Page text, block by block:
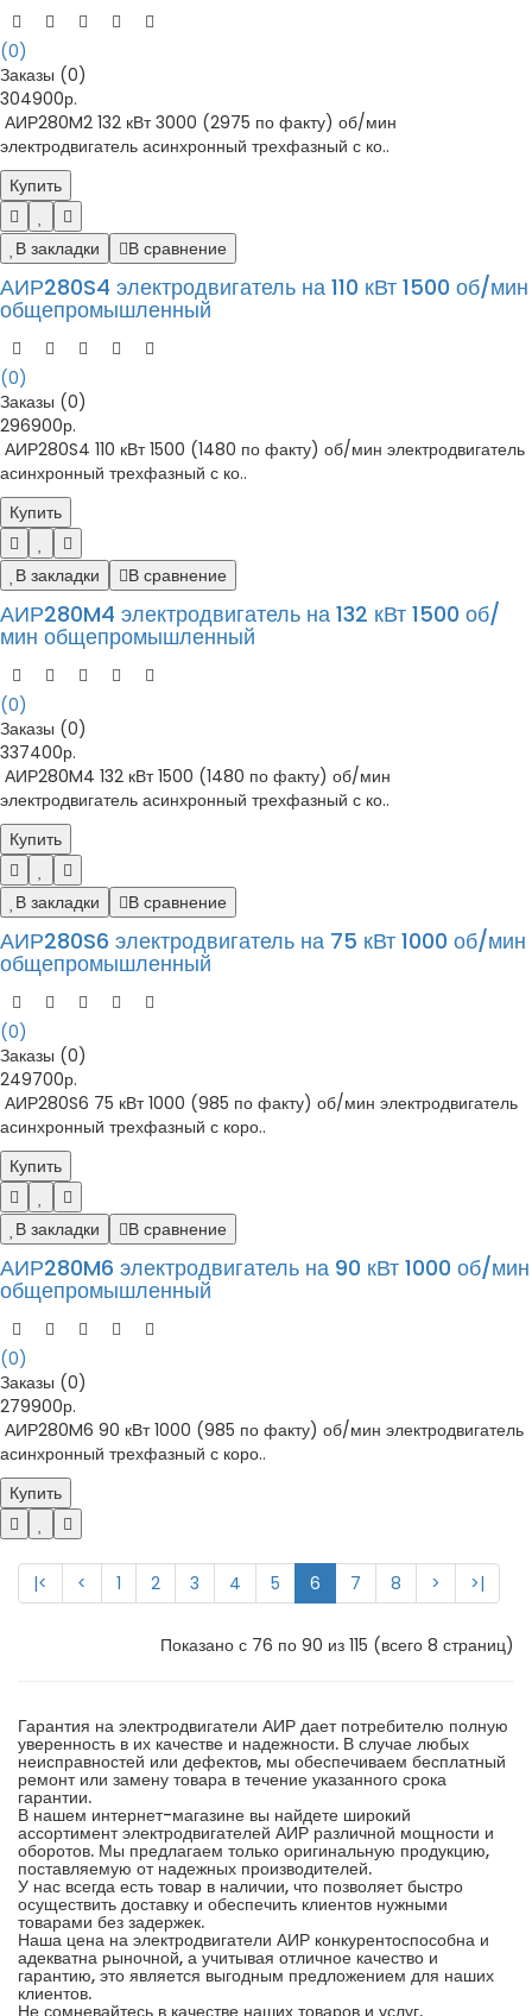
(0)
Заказы (0)
304900р.
АИР280M2 132 кВт 3000 (2975 по факту) об/мин
электродвигатель асинхронный трехфазный с ко..
Купить
В закладки В сравнение
АИР280S4 электродвигатель на 110 кВт 1500 об/мин
общепромышленный
(0)
Заказы (0)
296900р.
АИР280S4 110 кВт 1500 (1480 по факту) об/мин электродвигатель
асинхронный трехфазный с ко..
Купить
В закладки В сравнение
АИР280M4 электродвигатель на 132 кВт 1500 об/
мин общепромышленный
(0)
Заказы (0)
337400р.
АИР280M4 132 кВт 1500 (1480 по факту) об/мин
электродвигатель асинхронный трехфазный с ко..
Купить
В закладки В сравнение
АИР280S6 электродвигатель на 75 кВт 1000 об/мин
общепромышленный
(0)
Заказы (0)
249700р.
АИР280S6 75 кВт 1000 (985 по факту) об/мин электродвигатель
асинхронный трехфазный с коро..
Купить
В закладки В сравнение
АИР280M6 электродвигатель на 90 кВт 1000 об/мин
общепромышленный
(0)
Заказы (0)
279900р.
АИР280M6 90 кВт 1000 (985 по факту) об/мин электродвигатель
асинхронный трехфазный с коро..
Купить
|< < 1 2 3 4 5 6 7 8 > >|
Показано с 76 по 90 из 115 (всего 8 страниц)
Гарантия на электродвигатели АИР дает потребителю полную
уверенность в их качестве и надежности. В случае любых
неисправностей или дефектов, мы обеспечиваем бесплатный
ремонт или замену товара в течение указанного срока
гарантии.
В нашем интернет-магазине вы найдете широкий
ассортимент электродвигателей АИР различной мощности и
оборотов. Мы предлагаем только оригинальную продукцию,
поставляемую от надежных производителей.
У нас всегда есть товар в наличии, что позволяет быстро
осуществить доставку и обеспечить клиентов нужными
товарами без задержек.
Наша цена на электродвигатели АИР конкурентоспособна и
адекватна рыночной, а учитывая отличное качество и
гарантию, это является выгодным предложением для наших
клиентов.
Не сомневайтесь в качестве наших товаров и услуг.